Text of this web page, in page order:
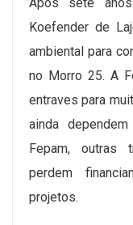
Koefender de
ambiental para
no Morro 25. A
entraves para
ainda
Fepam, outras
perdem
projetos.